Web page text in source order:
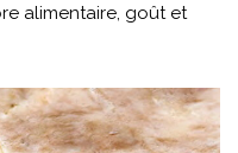
alimentaire, goût et